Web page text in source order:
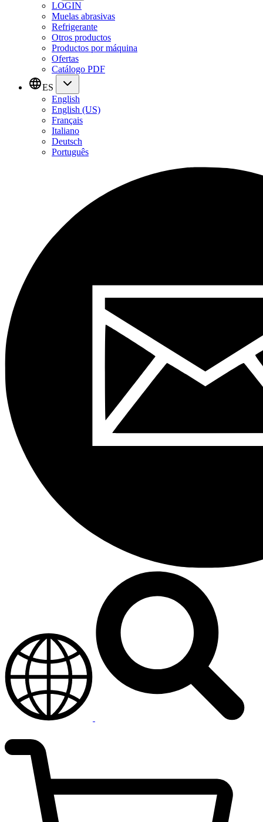
LOGIN
Muelas abrasivas
Refrigerante
Otros productos
Productos por máquina
Ofertas
Catálogo PDF
ES
English
English (US)
Français
Italiano
Deutsch
Português